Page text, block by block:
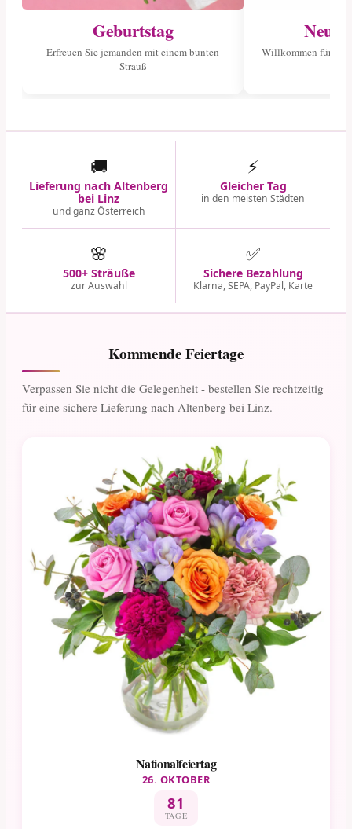
Geburtstag
Erfreuen Sie jemanden mit einem bunten
Strauß
Willkommen für
🚚
Lieferung nach Altenberg
bei Linz
und ganz Österreich
⚡
Gleicher Tag
in den meisten Städten
🌸
500+ Sträuße
zur Auswahl
✅
Sichere Bezahlung
Klarna, SEPA, PayPal, Karte
Kommende Feiertage
Verpassen Sie nicht die Gelegenheit - bestellen Sie rechtzeitig
für eine sichere Lieferung nach Altenberg bei Linz.
Nationalfeiertag
26. OKTOBER
81
TAGE